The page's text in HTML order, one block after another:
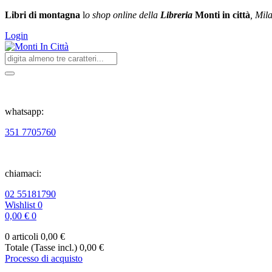
Libri di montagna lo shop online della Libreria Monti in città ,
Login
whatsapp:
351 7705760
chiamaci:
02 55181790
Wishlist 0
0,00 € 0
0 articoli 0,00 €
Totale (Tasse incl.) 0,00 €
Processo di acquisto